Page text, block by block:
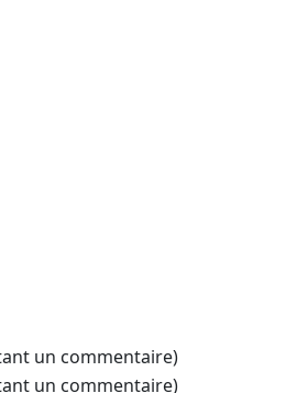
un commentaire)
un commentaire)